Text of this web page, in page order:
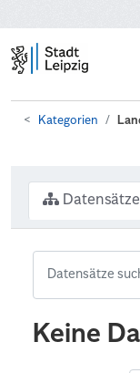
Kategorien
Datensätze
Keine